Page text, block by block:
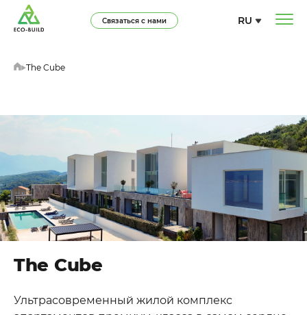
RU
Связаться с нами
The Cube
The Cube
Ультрасовременный жилой комплекс